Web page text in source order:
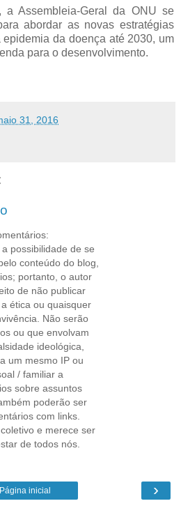
a Assembleia-Geral da ONU se
abordar as novas estratégias
epidemia da doença até 2030, um
para o desenvolvimento.
31, 2016
possibilidade de se
conteúdo do blog,
portanto, o autor
de não publicar
ética ou quaisquer
Não serão
ou que envolvam
ideológica,
um mesmo IP ou
/ familiar a
sobre assuntos
poderão ser
com links.
e merece ser
de todos nós.
›
Página inicial